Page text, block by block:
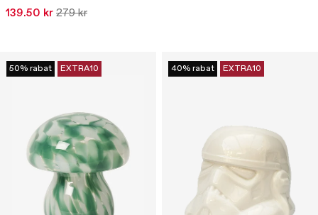
139.50 kr 279 kr
50% rabat EXTRA10 40% rabat EXTRA10